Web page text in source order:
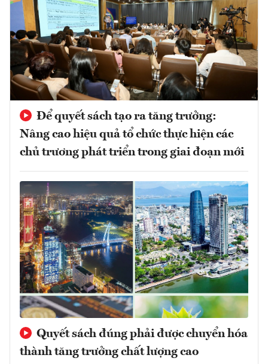
Để quyết sách tạo ra tăng trưởng:
Nâng cao hiệu quả tổ chức thực hiện các
chủ trương phát triển trong giai đoạn mới
Quyết sách đúng phải được chuyển hóa
thành tăng trưởng chất lượng cao